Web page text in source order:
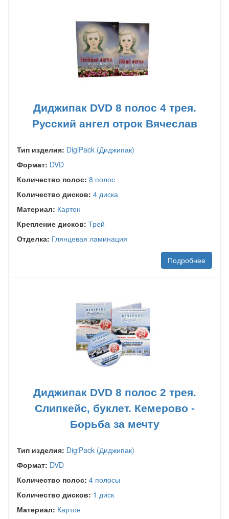
Диджипак DVD 8 полос 4 трея.
Русский ангел отрок Вячеслав
Тип изделия: DigiPack (Диджипак)
Формат: DVD
Количество полос: 8 полос
Количество дисков: 4 диска
Материал: Картон
Крепление дисков: Трей
Отделка: Глянцевая ламинация
Подробнее
Диджипак DVD 8 полос 2 трея.
Слипкейс, буклет. Кемерово -
Борьба за мечту
Тип изделия: DigiPack (Диджипак)
Формат: DVD
Количество полос: 4 полосы
Количество дисков: 1 диск
Материал: Картон